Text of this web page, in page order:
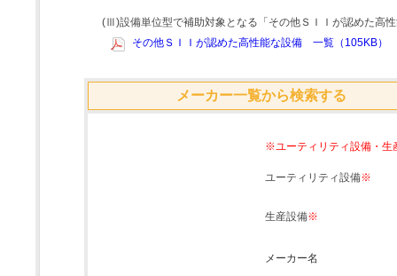
(Ⅲ)設備単位型で補助対象となる「その他ＳＩＩが認めた高
その他ＳＩＩが認めた高性能な設備 一覧（105KB）
メーカー一覧から検索する
※ユーティリティ設備・生
ユーティリティ設備※
生産設備※
メーカー名